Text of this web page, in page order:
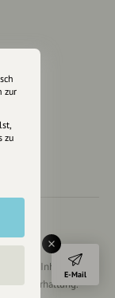
E-Mail
Inhalte
Unterhaltung.
zur
zu